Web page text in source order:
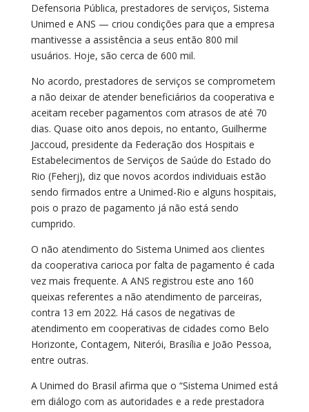
Defensoria Pública, prestadores de serviços, Sistema
Unimed e ANS — criou condições para que a empresa
mantivesse a assistência a seus então 800 mil
usuários. Hoje, são cerca de 600 mil.
No acordo, prestadores de serviços se comprometem
a não deixar de atender beneficiários da cooperativa e
aceitam receber pagamentos com atrasos de até 70
dias. Quase oito anos depois, no entanto, Guilherme
Jaccoud, presidente da Federação dos Hospitais e
Estabelecimentos de Serviços de Saúde do Estado do
Rio (Feherj), diz que novos acordos individuais estão
sendo firmados entre a Unimed-Rio e alguns hospitais,
pois o prazo de pagamento já não está sendo
cumprido.
O não atendimento do Sistema Unimed aos clientes
da cooperativa carioca por falta de pagamento é cada
vez mais frequente. A ANS registrou este ano 160
queixas referentes a não atendimento de parceiras,
contra 13 em 2022. Há casos de negativas de
atendimento em cooperativas de cidades como Belo
Horizonte, Contagem, Niterói, Brasília e João Pessoa,
entre outras.
A Unimed do Brasil afirma que o “Sistema Unimed está
em diálogo com as autoridades e a rede prestadora